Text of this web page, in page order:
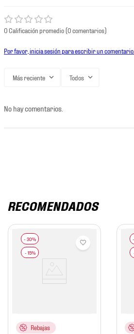
0 Calificación promedio(0 comentarios)
Por favor, inicia sesión para escribir un comentario.
Más reciente Todos
No hay comentarios.
RECOMENDADOS
Rebajas